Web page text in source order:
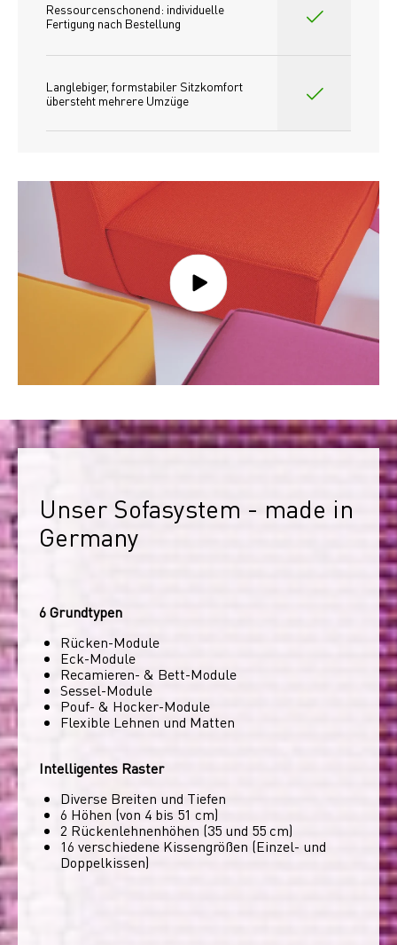
Ressourcenschonend: individuelle
Fertigung nach Bestellung
Langlebiger, formstabiler Sitzkomfort
übersteht mehrere Umzüge
Unser Sofasystem - made in
Germany
6 Grundtypen
Rücken-Module
Eck-Module
Recamieren- & Bett-Module
Sessel-Module
Pouf- & Hocker-Module
Flexible Lehnen und Matten
Intelligentes Raster
Diverse Breiten und Tiefen
6 Höhen (von 4 bis 51 cm)
2 Rückenlehnenhöhen (35 und 55 cm)
16 verschiedene Kissengrößen (Einzel- und
Doppelkissen)